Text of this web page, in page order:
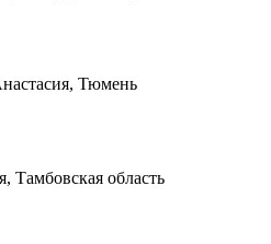
Тюмень
Тамбовская область